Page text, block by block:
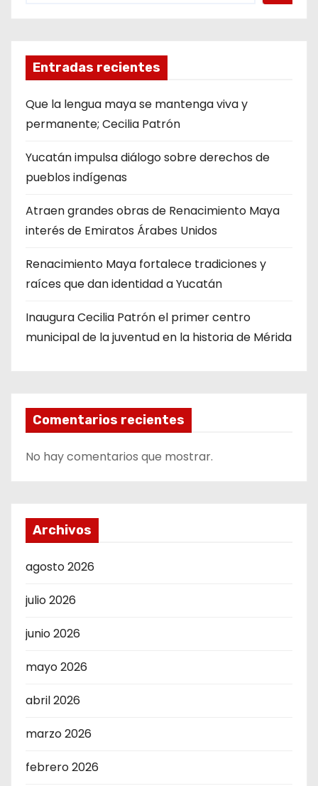
Entradas recientes
Que la lengua maya se mantenga viva y
permanente; Cecilia Patrón
Yucatán impulsa diálogo sobre derechos de
pueblos indígenas
Atraen grandes obras de Renacimiento Maya
interés de Emiratos Árabes Unidos
Renacimiento Maya fortalece tradiciones y
raíces que dan identidad a Yucatán
Inaugura Cecilia Patrón el primer centro
municipal de la juventud en la historia de Mérida
Comentarios recientes
No hay comentarios que mostrar.
Archivos
agosto 2026
julio 2026
junio 2026
mayo 2026
abril 2026
marzo 2026
febrero 2026